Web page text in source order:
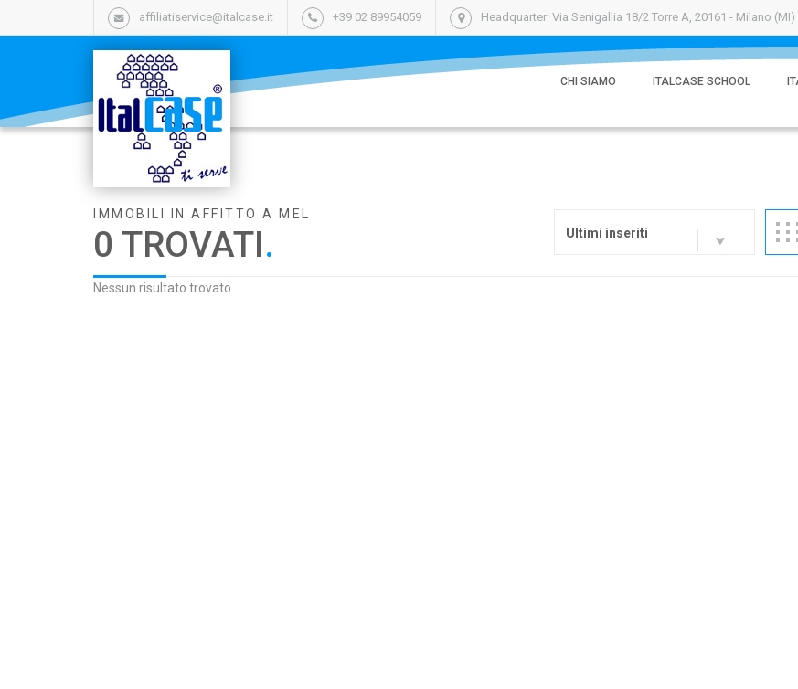
affiliatiservice@italcase.it +39 02 89954059 Headquarter: Via Senigallia 18/2 Torre A, 20161 - Milano (MI)
CHI SIAMO ITALCASE SCHOOL
IMMOBILI IN AFFITTO A MEL
0 TROVATI. Ultimi inseriti
Nessun risultato trovato